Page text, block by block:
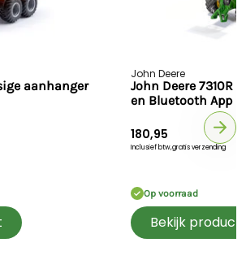
aanhanger
John Deere
John Deere 7310R
en Bluetooth App
180,95
Inclusief btw,gratis verzending
Op voorraad
Bekijk product